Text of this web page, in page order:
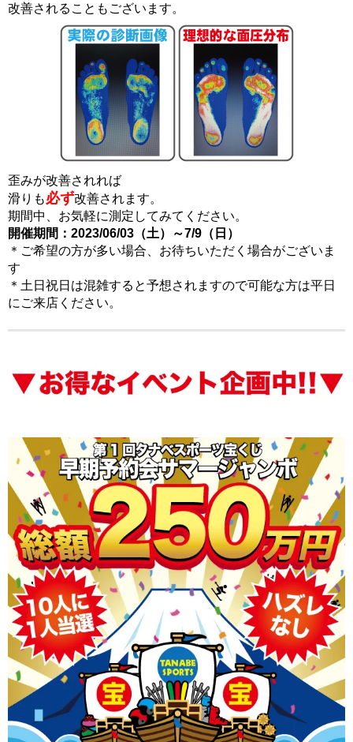
改善されることもございます。
歪みが改善されれば
滑りも必ず改善されます。
期間中、お気軽に測定してみてください。
開催期間：2023/06/03（土）～7/9（日）
＊ご希望の方が多い場合、お待ちいただく場合がございま
す
＊土日祝日は混雑すると予想されますので可能な方は平日
にご来店ください。